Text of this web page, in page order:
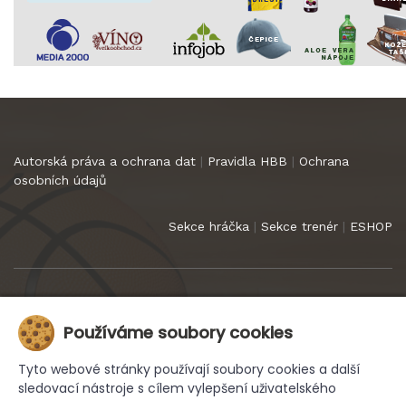
Autorská práva a ochrana dat | Pravidla HBB | Ochrana
osobních údajů
Sekce hráčka | Sekce trenér | ESHOP
Používáme soubory cookies
Tyto webové stránky používají soubory cookies a další
sledovací nástroje s cílem vylepšení uživatelského